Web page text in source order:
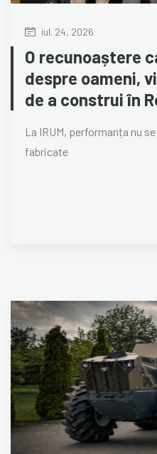
iul. 24, 2026
O recunoaștere
despre oameni,
de a construi în
La IRUM, performanța nu
fabricate